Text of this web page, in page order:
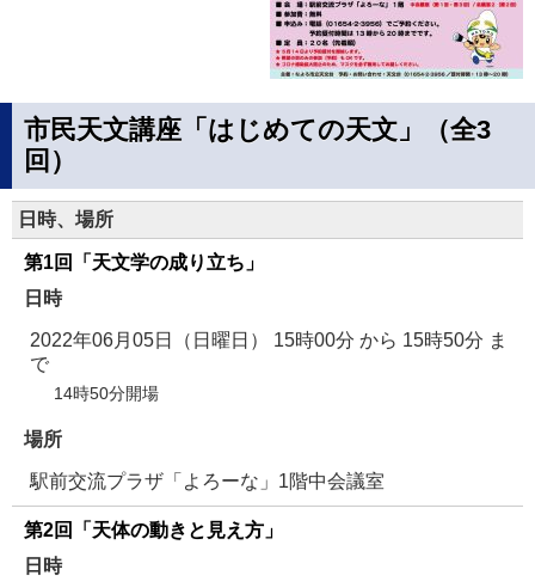
市民天文講座「はじめての天文」（全3
回）
日時、場所
第1回「天文学の成り立ち」
日時
2022年06月05日（日曜日） 15時00分 から 15時50分 ま
で
14時50分開場
場所
駅前交流プラザ「よろーな」1階中会議室
第2回「天体の動きと見え方」
日時